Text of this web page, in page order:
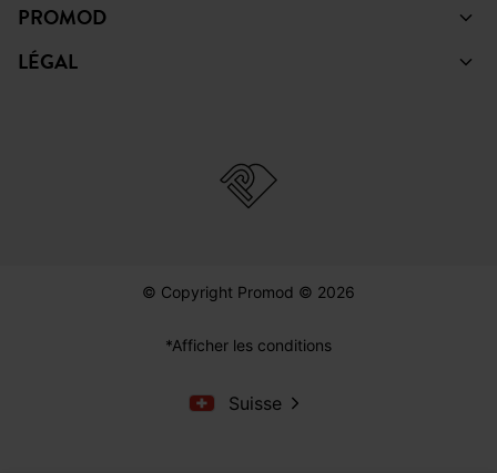
PROMOD
LÉGAL
© Copyright Promod © 2026
*Afficher les conditions
Suisse